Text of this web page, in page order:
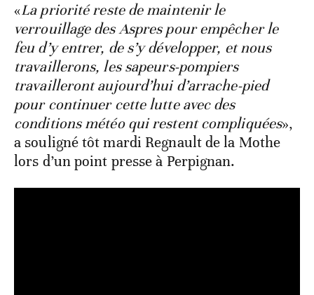
«La priorité reste de maintenir le
verrouillage des Aspres pour empêcher le
feu d’y entrer, de s’y développer, et nous
travaillerons, les sapeurs-pompiers
travailleront aujourd’hui d’arrache-pied
pour continuer cette lutte avec des
conditions météo qui restent compliquées»,
a souligné tôt mardi Regnault de la Mothe
lors d’un point presse à Perpignan.